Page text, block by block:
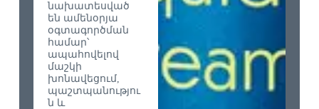
նախատեսված
են ամենօրյա
օգտագործման
համար՝
ապահովելով
մաշկի
խոնավեցում,
պաշտպանությու
ն և